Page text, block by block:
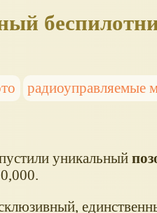
радиоуправляемые
уникальный